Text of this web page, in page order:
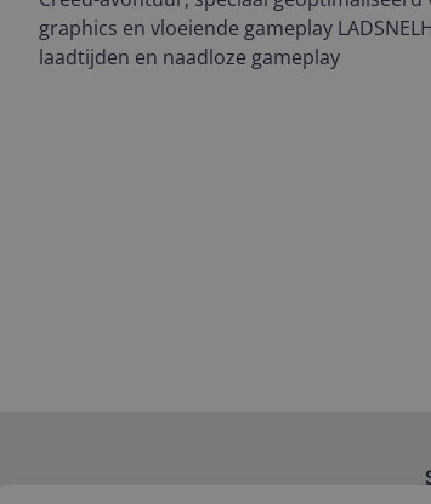
graphics en vloeiende gameplay
laadtijden en naadloze gameplay